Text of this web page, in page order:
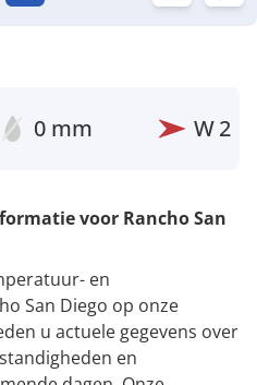
0 mm W2
voor Rancho San
en
San Diego op onze
u actuele gegevens over
en